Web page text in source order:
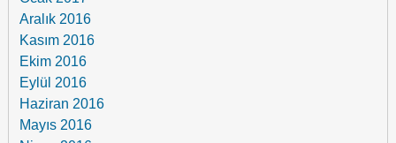
Aralık 2016
Kasım 2016
Ekim 2016
Eylül 2016
Haziran 2016
Mayıs 2016